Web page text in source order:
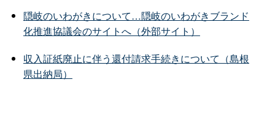
隠岐のいわがきについて…隠岐のいわがきブランド
化推進協議会のサイトへ（外部サイト）
収入証紙廃止に伴う還付請求手続きについて（島根
県出納局）